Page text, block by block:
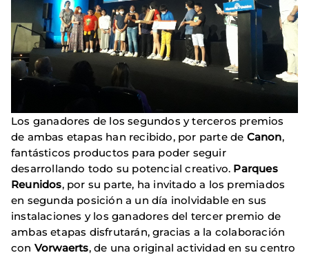
Los ganadores de los segundos y terceros premios
de ambas etapas han recibido, por parte de Canon,
fantásticos productos para poder seguir
desarrollando todo su potencial creativo. Parques
Reunidos, por su parte, ha invitado a los premiados
en segunda posición a un día inolvidable en sus
instalaciones y los ganadores del tercer premio de
ambas etapas disfrutarán, gracias a la colaboración
con Vorwaerts, de una original actividad en su centro